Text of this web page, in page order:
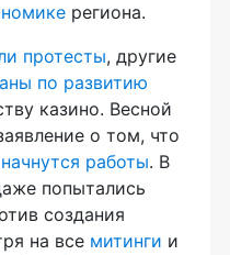
региона.
протесты, другие
по развитию
казино. Весной
о том, что
начнутся работы. В
попытались
создания
на все митинги и